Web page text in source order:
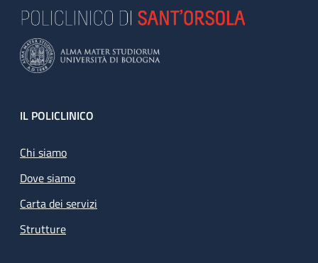
Footer
IL POLICLINICO
Chi siamo
Dove siamo
Carta dei servizi
Strutture